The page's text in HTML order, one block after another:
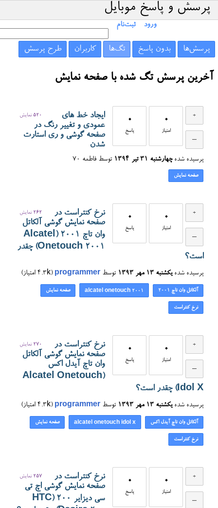
پرسش و پاسخ موبایل
ورود ثبت‌نام
پرسش‌ها بدون پاسخ تگ‌ها کاربران طرح پرسش
آخرین پرسش تگ شده با صفحه نمایش
0
امتیاز
0
پاسخ
520 نمایش
ایجاد خط های
عمودی و تغییر رنگ در
صفحه گوشی و ری استارت
شدن
پرسیده شده چهارشنبه ۳۱ تیر ۱۳۹۴ توسط فاطمه 70
صفحه نمایش
0
امتیاز
0
پاسخ
262 نمایش
نرخ کنتراست در
صفحه نمایش گوشی آلکاتل
وان تاچ ۲۰۰۱ (Alcatel
Onetouch 2001) چقدر
است؟
پرسیده شده یکشنبه ۱۳ مهر ۱۳۹۳ توسط programmer
(
4.3k امتیاز)
آلکاتل وان تاچ ۲۰۰۱ alcatel onetouch 2001 صفحه نمایش
نرخ کنتراست
0
امتیاز
0
پاسخ
270 نمایش
نرخ کنتراست در
صفحه نمایش گوشی آلکاتل
وان تاچ آیدل اکس
(Alcatel Onetouch
Idol X) چقدر است؟
پرسیده شده یکشنبه ۱۳ مهر ۱۳۹۳ توسط programmer
(
4.3k امتیاز)
آلکاتل وان تاچ آیدل اکس alcatel onetouch idol x صفحه نمایش
نرخ کنتراست
0
امتیاز
0
پاسخ
257 نمایش
نرخ کنتراست در
صفحه نمایش گوشی اچ تی
سی دیزایر ۲۰۰ (HTC